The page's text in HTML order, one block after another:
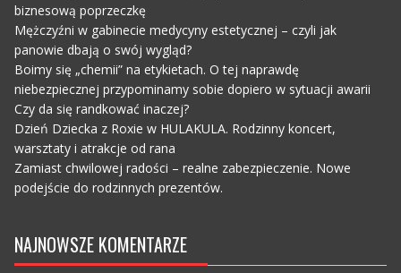
biznesową poprzeczkę
Mężczyźni w gabinecie medycyny estetycznej – czyli jak
panowie dbają o swój wygląd?
Boimy się „chemii” na etykietach. O tej naprawdę
niebezpiecznej przypominamy sobie dopiero w sytuacji awarii
Czy da się randkować inaczej?
Dzień Dziecka z Roxie w HULAKULA. Rodzinny koncert,
warsztaty i atrakcje od rana
Zamiast chwilowej radości – realne zabezpieczenie. Nowe
podejście do rodzinnych prezentów.
NAJNOWSZE KOMENTARZE